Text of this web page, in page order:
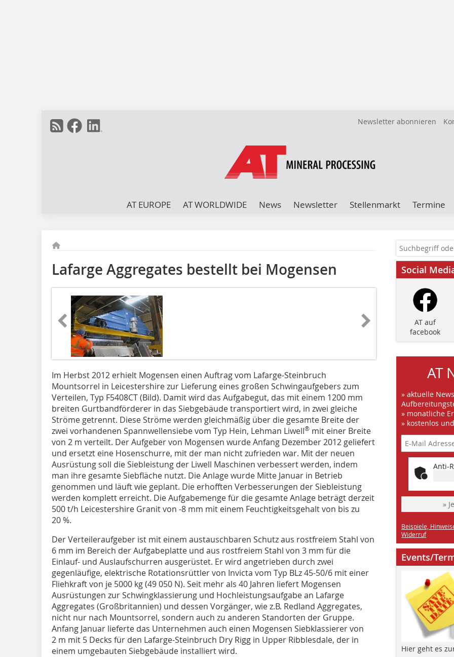
Newsletter abonnieren
AT EUROPE AT WORLDWIDE News Newsletter Stellenmarkt Termine
Lafarge Aggregates bestellt bei Mogensen
Im Herbst 2012 erhielt Mogensen einen Auftrag vom Lafarge-Steinbruch
Mountsorrel in Leicestershire zur Lieferung eines großen Schwingaufgebers zum
Verteilen, Typ F5408CT (Bild). Damit wird das Aufgabegut, das mit einem 1200 mm
breiten Gurtbandförderer in das Siebgebäude transportiert wird, in zwei gleiche
Ströme getrennt. Diese Ströme werden gleichmäßig über die gesamte Breite der
zwei vorhandenen Spannwellensiebe vom Typ Hein, Lehman Liwell® mit einer Breite
von 2 m verteilt. Der Aufgeber von Mogensen wurde Anfang Dezember 2012 geliefert
und ersetzt eine Hosenschurre, mit der man nicht zufrieden war. Mit der neuen
Ausrüstung soll die Siebleistung der Liwell Maschinen verbessert werden, indem
man ihre gesamte Siebfläche nutzt. Die Anlage wurde Mitte Januar in Betrieb
genommen und läuft wie geplant. Die erhofften Verbesserungen der Siebleistung
werden komplett erreicht. Die Aufgabemenge für die gesamte Anlage beträgt derzeit
500 t/h Leicestershire Granit von -8 mm mit einem Feuchtigkeitsgehalt von bis zu
20 %.
Der Verteileraufgeber ist mit einem austauschbaren Schutz aus rostfreiem Stahl von
6 mm im Bereich der Aufgabeplatte und aus rostfreiem Stahl von 3 mm für die
Einlauf- und Auslaufschurren ausgerüstet. Er wird angetrieben durch zwei
gegenläufige, elektrische Rotationsrüttler von Invicta vom Typ BLz 45-50/6 mit einer
Fliehkraft von je 5000 kg (49 050 N). Seit mehr als 40 Jahren liefert Mogensen
Ausrüstungen zur Schwingklassierung und Hochleistungsaufgabe an Lafarge
Aggregates (Großbritannien) und dessen Vorgänger, wie z.B. Redland Aggregates,
nicht nur nach Mountsorrel, sondern auch zu anderen Standorten der Gruppe.
Anfang Januar lieferte das Unternehmen auch einen Mogensen Siebklassierer von
2 m mit 5 Decks für den Lafarge-Steinbruch Dry Rigg in Upper Ribblesdale, der in
einem umgebauten Siebgebäude installiert wird.
Social
AT auf
facebook
AT
» aktuelle
» monatliche
» kostenlos
Anti-
»
Beispiele,
Widerruf
Events/
Hier geht es